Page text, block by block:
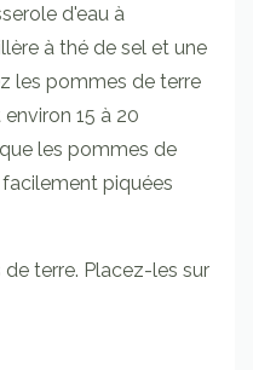
d'eau à
à thé de sel et une
les pommes de terre
15 à 20
les pommes de
piquées
terre. Placez-les sur